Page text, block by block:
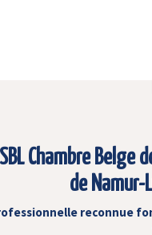
Chambre Belge
de Namur-
reconnue